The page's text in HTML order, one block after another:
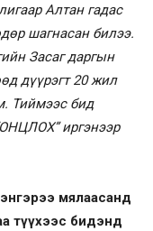
Алтан гадас
шагнасан билээ.
Засаг даргын
дүүрэгт 20 жил
Тиймээс бид
иргэнээр
мялаасанд
түүхээс бидэнд